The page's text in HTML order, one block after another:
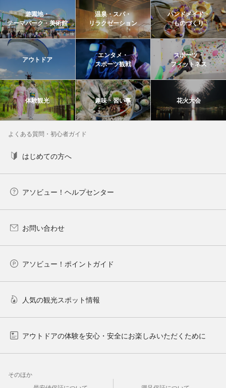
遊園地・
テーマパーク・美術館
温泉・スパ・
リラクゼーション
ハンドメイド・
ものづくり
アウトドア
エンタメ・
スポーツ観戦
スポーツ・
フィットネス
体験観光 趣味・習い事 花火大会
よくある質問・初心者ガイド
はじめての方へ
アソビュー！ヘルプセンター
お問い合わせ
アソビュー！ポイントガイド
人気の観光スポット情報
アウトドアの体験を安心・安全にお楽しみいただくために
そのほか